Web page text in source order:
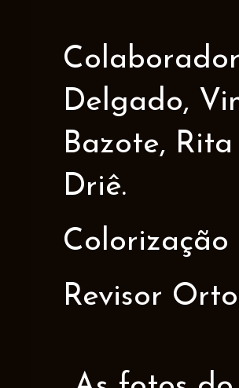
Delgado,
Bazote,
Driê.
Colorização
Revisor